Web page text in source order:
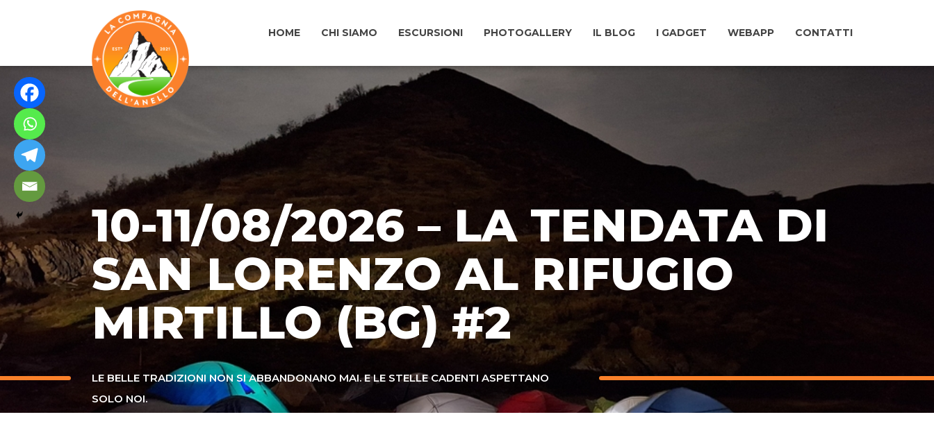
HOME CHI SIAMO ESCURSIONI PHOTOGALLERY IL BLOG I GADGET WEBAPP CONTATTI
10-11/08/2026 – LA TENDATA DI
SAN LORENZO AL RIFUGIO
MIRTILLO (BG) #2
LE BELLE TRADIZIONI NON SI ABBANDONANO MAI. E LE STELLE CADENTI ASPETTANO
SOLO NOI.